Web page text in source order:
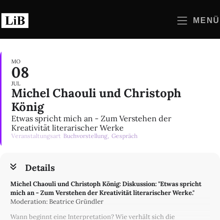
Inhalt
springen
MENÜ
MO
08
JUL
Michel Chaouli und Christoph
König
Etwas spricht mich an - Zum Verstehen der
Kreativität literarischer Werke
Veranstaltungsart Buchvorstellung, Gespräch
Details
Michel Chaouli und Christoph König: Diskussion: "Etwas spricht
mich an - Zum Verstehen der Kreativität literarischer Werke."
Moderation: Beatrice Gründler
Wann beginnt eine Interpretation? Wie verhält sich die